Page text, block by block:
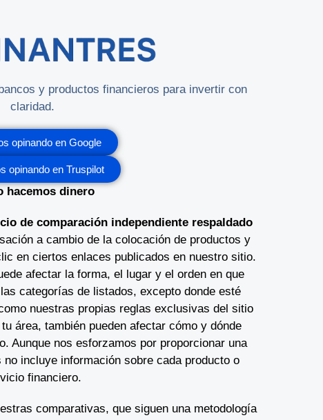
y productos financieros para invertir con
claridad.
opinando en Google
opinando en Truspilot
hacemos dinero
de comparación independiente respaldado
a cambio de la colocación de productos y
en ciertos enlaces publicados en nuestro sitio.
afectar la forma, el lugar y el orden en que
categorías de listados, excepto donde esté
nuestras propias reglas exclusivas del sitio
área, también pueden afectar cómo y dónde
Aunque nos esforzamos por proporcionar una
incluye información sobre cada producto o
financiero.
comparativas, que siguen una metodología